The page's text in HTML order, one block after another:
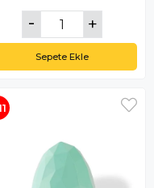
Sepete Ekle